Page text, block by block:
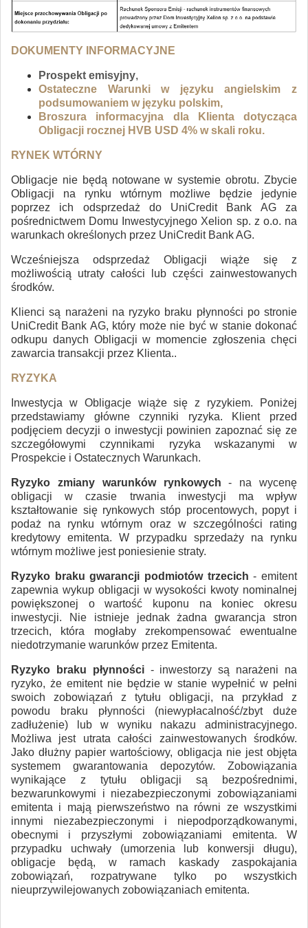
DOKUMENTY INFORMACYJNE
Prospekt emisyjny,
Ostateczne Warunki w języku angielskim z
podsumowaniem w języku polskim,
Broszura informacyjna dla Klienta dotycząca
Obligacji rocznej HVB USD 4% w skali roku.
RYNEK WTÓRNY
Obligacje nie będą notowane w systemie obrotu. Zbycie
Obligacji na rynku wtórnym możliwe będzie jedynie
poprzez ich odsprzedaż do UniCredit Bank AG za
pośrednictwem Domu Inwestycyjnego Xelion sp. z o.o. na
warunkach określonych przez UniCredit Bank AG.
Wcześniejsza odsprzedaż Obligacji wiąże się z
możliwością utraty całości lub części zainwestowanych
środków.
Klienci są narażeni na ryzyko braku płynności po stronie
UniCredit Bank AG, który może nie być w stanie dokonać
odkupu danych Obligacji w momencie zgłoszenia chęci
zawarcia transakcji przez Klienta..
RYZYKA
Inwestycja w Obligacje wiąże się z ryzykiem. Poniżej
przedstawiamy główne czynniki ryzyka. Klient przed
podjęciem decyzji o inwestycji powinien zapoznać się ze
szczegółowymi czynnikami ryzyka wskazanymi w
Prospekcie i Ostatecznych Warunkach.
Ryzyko zmiany warunków rynkowych - na wycenę
obligacji w czasie trwania inwestycji ma wpływ
kształtowanie się rynkowych stóp procentowych, popyt i
podaż na rynku wtórnym oraz w szczególności rating
kredytowy emitenta. W przypadku sprzedaży na rynku
wtórnym możliwe jest poniesienie straty.
Ryzyko braku gwarancji podmiotów trzecich - emitent
zapewnia wykup obligacji w wysokości kwoty nominalnej
powiększonej o wartość kuponu na koniec okresu
inwestycji. Nie istnieje jednak żadna gwarancja stron
trzecich, która mogłaby zrekompensować ewentualne
niedotrzymanie warunków przez Emitenta.
Ryzyko braku płynności- inwestorzy są narażeni na
ryzyko, że emitent nie będzie w stanie wypełnić w pełni
swoich zobowiązań z tytułu obligacji, na przykład z
powodu braku płynności (niewypłacalność/zbyt duże
zadłużenie) lub w wyniku nakazu administracyjnego.
Możliwa jest utrata całości zainwestowanych środków.
Jako dłużny papier wartościowy, obligacja nie jest objęta
systemem gwarantowania depozytów. Zobowiązania
wynikające z tytułu obligacji są bezpośrednimi,
bezwarunkowymi i niezabezpieczonymi zobowiązaniami
emitenta i mają pierwszeństwo na równi ze wszystkimi
innymi niezabezpieczonymi i niepodporządkowanymi,
obecnymi i przyszłymi zobowiązaniami emitenta. W
przypadku uchwały (umorzenia lub konwersji długu),
obligacje będą, w ramach kaskady zaspokajania
zobowiązań, rozpatrywane tylko po wszystkich
nieuprzywilejowanych zobowiązaniach emitenta.